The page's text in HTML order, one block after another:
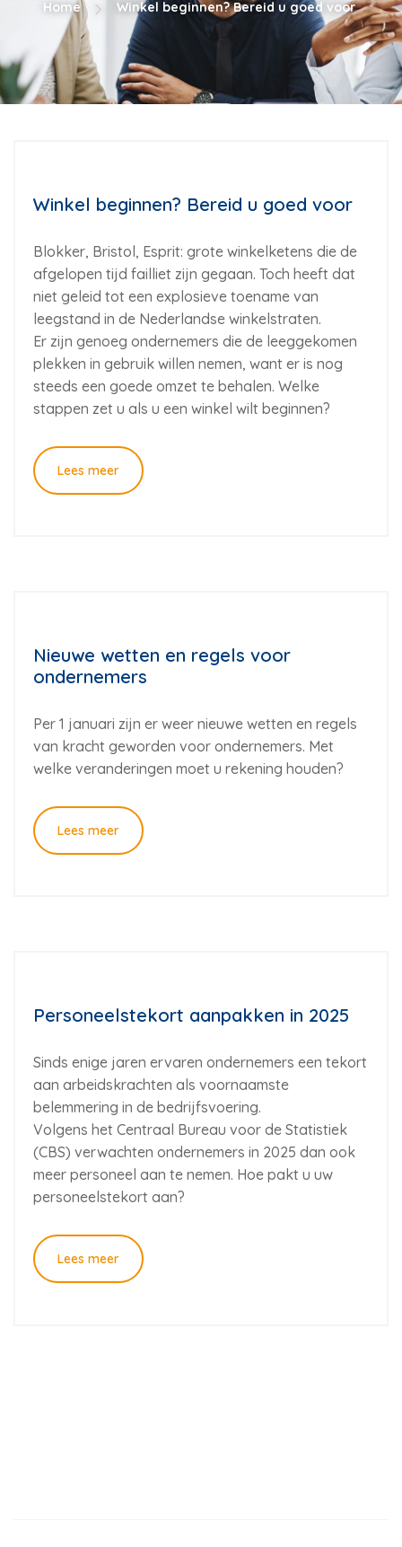
Home Winkel beginnen? Bereid u goed voor
Winkel beginnen? Bereid u goed voor
Blokker, Bristol, Esprit: grote winkelketens die de
afgelopen tijd failliet zijn gegaan. Toch heeft dat
niet geleid tot een explosieve toename van
leegstand in de Nederlandse winkelstraten.
Er zijn genoeg ondernemers die de leeggekomen
plekken in gebruik willen nemen, want er is nog
steeds een goede omzet te behalen. Welke
stappen zet u als u een winkel wilt beginnen?
Lees meer
Nieuwe wetten en regels voor
ondernemers
Per 1 januari zijn er weer nieuwe wetten en regels
van kracht geworden voor ondernemers. Met
welke veranderingen moet u rekening houden?
Lees meer
Personeelstekort aanpakken in 2025
Sinds enige jaren ervaren ondernemers een tekort
aan arbeidskrachten als voornaamste
belemmering in de bedrijfsvoering.
Volgens het Centraal Bureau voor de Statistiek
(CBS) verwachten ondernemers in 2025 dan ook
meer personeel aan te nemen. Hoe pakt u uw
personeelstekort aan?
Lees meer